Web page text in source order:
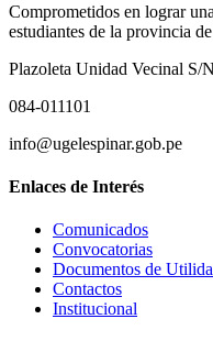
Comprometidos en lograr
estudiantes de la provincia
Plazoleta Unidad Vecinal S/
084-011101
info@ugelespinar.gob.pe
Enlaces de Interés
Comunicados
Convocatorias
Documentos de
Contactos
Institucional